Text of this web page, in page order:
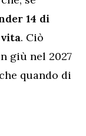
14 di
. Ciò
giù nel 2027
quando di